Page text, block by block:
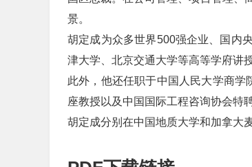
景。
胡定成为众多世界500强企业、国内
津大学、北京交通大学等高等学府讲
此外，他还任职于中国人民大学商
座教授以及中国国际工程咨询协会特
胡定成分别在中国地质大学和加拿大